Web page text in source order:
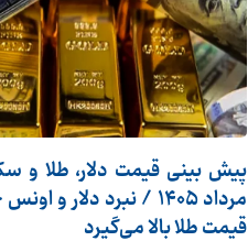
مرداد ۱۴۰۵ / نبرد دلار و
قیمت طلا بالا می‌گیرد